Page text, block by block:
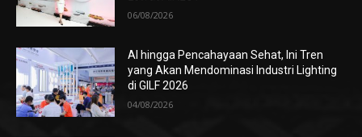
06/08/2026
AI hingga Pencahayaan Sehat, Ini Tren
yang Akan Mendominasi Industri Lighting
di GILF 2026
04/08/2026